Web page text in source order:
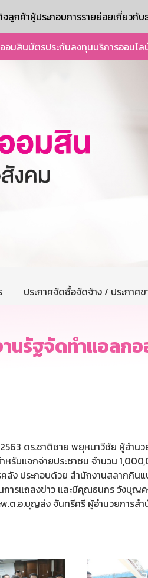
จลูกค้าผู้ประกอบการรายย่อยเกี่ยวกับ
อมสินบัตรประกันลงทุนบริการออนไล
ประกาศจัดซื้อจัดจ้าง / ประกาศข
นรัฐจัดทำแอลก
ดร.ชาติชาย พยุหนาวีชัย ผู้อำนว
หรับแจกจ่ายประชาชน จำนวน
ลัง ประกอบด้วย สำนักงานสลากกิ
ในการแถลงข่าว และมีคุณธนกร วัง
.ต.อ.บุญส่ง จันทรีศรี ผู้อำนวยการส